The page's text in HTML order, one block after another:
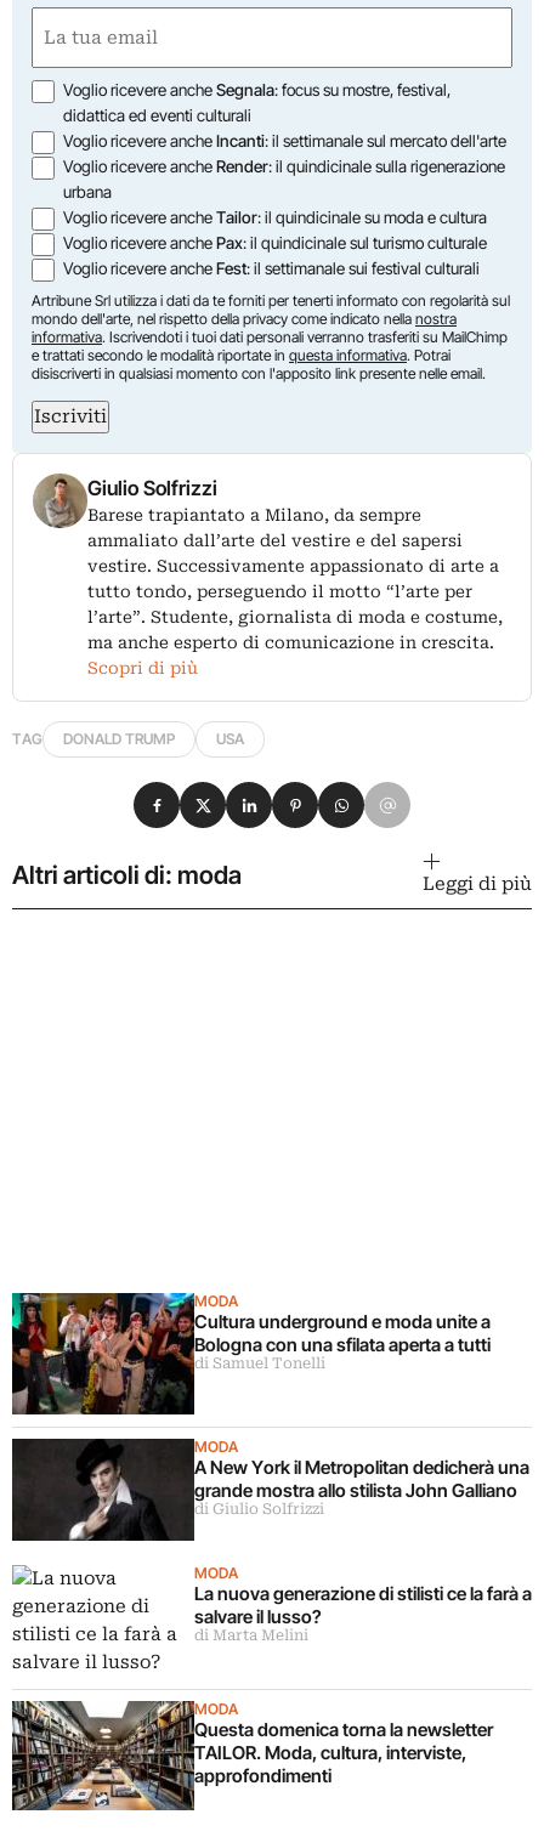
(Obbligatorio)
Opzioni
Voglio ricevere ancheSegnala: focus su mostre, festival,
didattica ed eventi culturali
Voglio ricevere ancheIncanti: il settimanale sul mercato dell'arte
Voglio ricevere ancheRender: il quindicinale sulla rigenerazione
urbana
Voglio ricevere ancheTailor: il quindicinale su moda e cultura
Voglio ricevere anchePax: il quindicinale sul turismo culturale
Voglio ricevere ancheFest: il settimanale sui festival culturali
Artribune Srl utilizza i dati da te forniti per tenerti informato con regolarità sul
mondo dell'arte, nel rispetto della privacy come indicato nella nostra
informativa. Iscrivendoti i tuoi dati personali verranno trasferiti su MailChimp
e trattati secondo le modalità riportate in questa informativa. Potrai
disiscriverti in qualsiasi momento con l'apposito link presente nelle email.
Iscriviti
Giulio Solfrizzi
Barese trapiantato a Milano, da sempre
ammaliato dall’arte del vestire e del sapersi
vestire. Successivamente appassionato di arte a
tutto tondo, perseguendo il motto “l’arte per
l’arte”. Studente, giornalista di moda e costume,
ma anche esperto di comunicazione in crescita.
Scopri di più
TAG DONALD TRUMP USA
Condividi su Facebook
Condividi su X
Condividi su LinkedIn
Condividi su Pinterest
Condividi su WhatsApp
Condividi su Email
Altri articoli di: moda Leggi di più
MODA
Cultura underground e moda unite a
Bologna con una sfilata aperta a tutti
di Samuel Tonelli
MODA
A New York il Metropolitan dedicherà una
grande mostra allo stilista John Galliano
di Giulio Solfrizzi
MODA
La nuova generazione di stilisti ce la farà a
salvare il lusso?
di Marta Melini
MODA
Questa domenica torna la newsletter
TAILOR. Moda, cultura, interviste,
approfondimenti